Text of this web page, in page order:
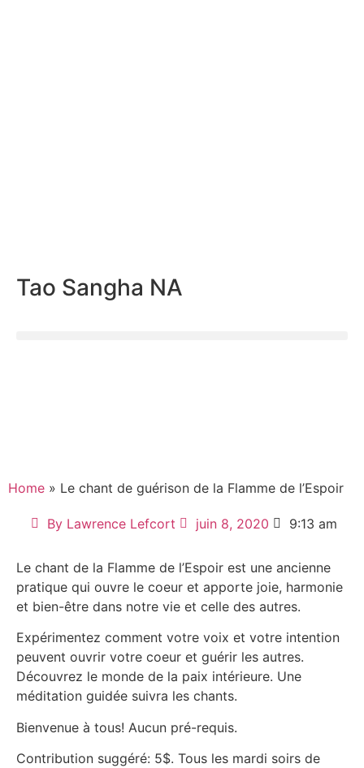
Tao Sangha NA
Home » Le chant de guérison de la Flamme de l’Espoir
By Lawrence Lefcort juin 8, 2020 9:13 am
Le chant de la Flamme de l’Espoir est une ancienne
pratique qui ouvre le coeur et apporte joie, harmonie
et bien-être dans notre vie et celle des autres.
Expérimentez comment votre voix et votre intention
peuvent ouvrir votre coeur et guérir les autres.
Découvrez le monde de la paix intérieure. Une
méditation guidée suivra les chants.
Bienvenue à tous! Aucun pré-requis.
Contribution suggéré: 5$. Tous les mardi soirs de